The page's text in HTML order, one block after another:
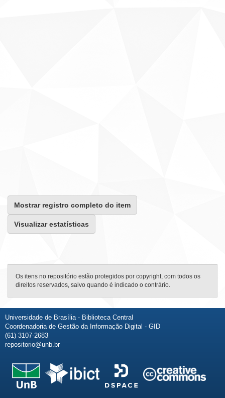
Mostrar registro completo do item
Visualizar estatísticas
Os itens no repositório estão protegidos por copyright, com todos os
direitos reservados, salvo quando é indicado o contrário.
Universidade de Brasília - Biblioteca Central
Coordenadoria de Gestão da Informação Digital - GID
(61) 3107-2683
repositorio@unb.br